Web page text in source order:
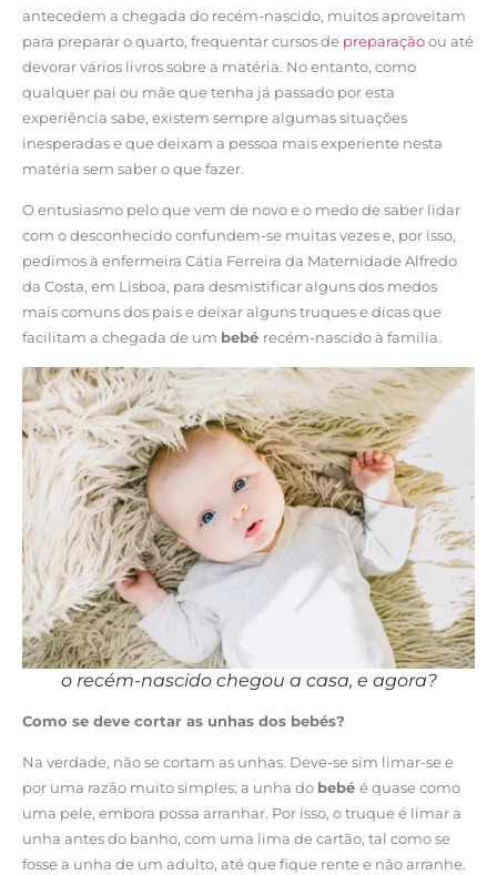
antecedem a chegada do recém-nascido, muitos aproveitam
para preparar o quarto, frequentar cursos de preparaçãoou até
devorar vários livros sobre a matéria. No entanto, como
qualquer pai ou mãe que tenha já passado por esta
experiência sabe, existem sempre algumas situações
inesperadas e que deixam a pessoa mais experiente nesta
matéria sem saber o que fazer.
O entusiasmo pelo que vem de novo e o medo de saber lidar
com o desconhecido confundem-se muitas vezes e, por isso,
pedimos à enfermeira Cátia Ferreira da Maternidade Alfredo
da Costa, em Lisboa, para desmistificar alguns dos medos
mais comuns dos pais e deixar alguns truques e dicas que
facilitam a chegada de um bebé recém-nascido à família.
o recém-nascido chegou a casa, e agora?
Como se deve cortar as unhas dos bebés?
Na verdade, não se cortam as unhas. Deve-se sim limar-se e
por uma razão muito simples: a unha do bebé é quase como
uma pele, embora possa arranhar. Por isso, o truque é limar a
unha antes do banho, com uma lima de cartão, tal como se
fosse a unha de um adulto, até que fique rente e não arranhe.